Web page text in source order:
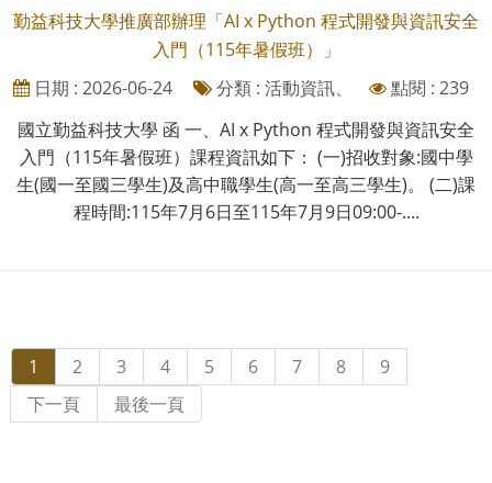
勤益科技大學推廣部辦理「AI x Python 程式開發與資訊安全
入門（115年暑假班）」
日期 : 2026-06-24
分類 : 活動資訊、
點閱 : 239
國立勤益科技大學 函 一、AI x Python 程式開發與資訊安全
入門（115年暑假班）課程資訊如下： (一)招收對象:國中學
生(國一至國三學生)及高中職學生(高一至高三學生)。 (二)課
程時間:115年7月6日至115年7月9日09:00-....
1 2 3 4 5 6 7 8
9
下一頁
最後一頁